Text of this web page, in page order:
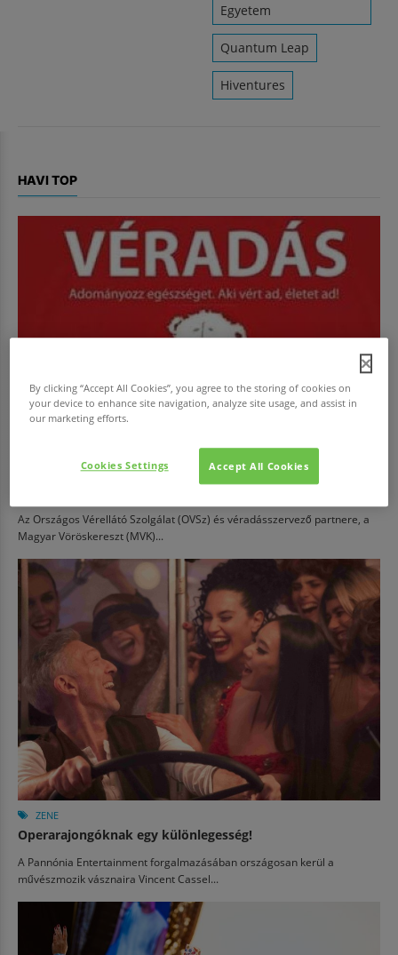
Egyetem
Quantum Leap
Hiventures
HAVI TOP
EGÉSZSÉG
Az Országos Vérellátó Szolgálat (OVSz) és véradásszervező partnere, a
Magyar Vöröskereszt (MVK)...
ZENE
Operarajongóknak egy különlegesség!
A Pannónia Entertainment forgalmazásában országosan kerül a
művészmozik vásznaira Vincent Cassel...
By clicking “Accept All Cookies”, you agree to the storing of cookies on
your device to enhance site navigation, analyze site usage, and assist in
our marketing efforts.
Accept All Cookies
Cookies Settings